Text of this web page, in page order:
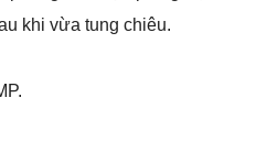
khi vừa tung chiêu.